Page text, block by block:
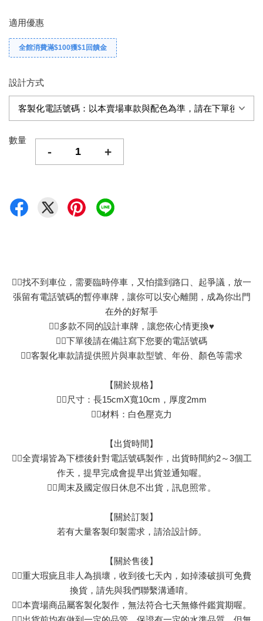
適用優惠
全館消費滿$100獲$1回饋金
設計方式
數量
- +
👉🏻找不到車位，需要臨時停車，又怕擋到路口、起爭議，放一
張留有電話號碼的暫停車牌，讓你可以安心離開，成為你出門
在外的好幫手
👉🏻多款不同的設計車牌，讓您依心情更換♥
👉🏻下單後請在備註寫下您要的電話號碼
👉🏻客製化車款請提供照片與車款型號、年份、顏色等需求
【關於規格】
👉🏻尺寸：長15cmX寬10cm，厚度2mm
👉🏻材料：白色壓克力
【出貨時間】
👉🏻全賣場皆為下標後針對電話號碼製作，出貨時間約2～3個工
作天，提早完成會提早出貨並通知喔。
👉🏻周末及國定假日休息不出貨，訊息照常。
【關於訂製】
若有大量客製印製需求，請洽設計師。
【關於售後】
👉🏻重大瑕疵且非人為損壞，收到後七天內，如掉漆破損可免費
換貨，請先與我們聯繫溝通唷。
👉🏻本賣場商品屬客製化製作，無法符合七天無條件鑑賞期喔。